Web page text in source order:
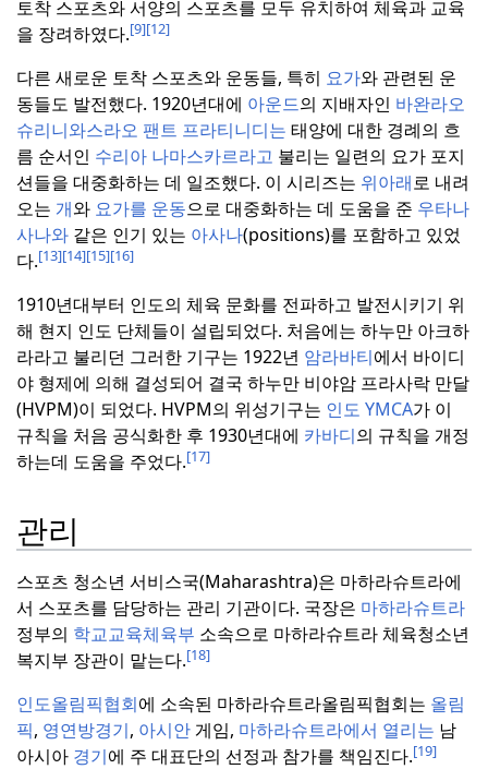
토착 스포츠와 서양의 스포츠를 모두 유치하여 체육과 교육
을 장려하였다.[9][12]
다른 새로운 토착 스포츠와 운동들, 특히 요가와 관련된 운
동들도 발전했다. 1920년대에 아운드의 지배자인 바완라오
슈리니와스라오 팬트 프라티니디는 태양에 대한 경례의 흐
름 순서인 수리아 나마스카르라고 불리는 일련의 요가 포지
션들을 대중화하는 데 일조했다. 이 시리즈는 위아래로 내려
오는 개와 요가를 운동으로 대중화하는 데 도움을 준 우타나
사나와 같은 인기 있는 아사나(positions)를 포함하고 있었
다.[13][14][15][16]
1910년대부터 인도의 체육 문화를 전파하고 발전시키기 위
해 현지 인도 단체들이 설립되었다. 처음에는 하누만 아크하
라라고 불리던 그러한 기구는 1922년 암라바티에서 바이디
야 형제에 의해 결성되어 결국 하누만 비야암 프라사락 만달
(HVPM)이 되었다. HVPM의 위성기구는 인도 YMCA가 이
규칙을 처음 공식화한 후 1930년대에 카바디의 규칙을 개정
하는데 도움을 주었다.[17]
관리
스포츠 청소년 서비스국(Maharashtra)은 마하라슈트라에
서 스포츠를 담당하는 관리 기관이다. 국장은 마하라슈트라
정부의 학교교육체육부 소속으로 마하라슈트라 체육청소년
복지부 장관이 맡는다.[18]
인도올림픽협회에 소속된 마하라슈트라올림픽협회는 올림
픽, 영연방경기, 아시안게임, 마하라슈트라에서 열리는 남
아시아 경기에 주 대표단의 선정과 참가를 책임진다.[19]